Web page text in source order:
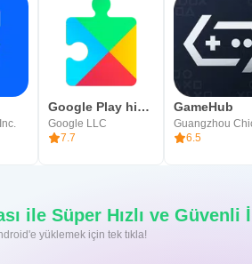
Google Play hizmetleri
Google LLC
7.7
GameHub
6.5
ile Süper Hızlı ve Güvenli
yüklemek için tek tıkla!